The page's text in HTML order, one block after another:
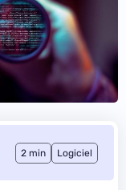
2 min Logiciel